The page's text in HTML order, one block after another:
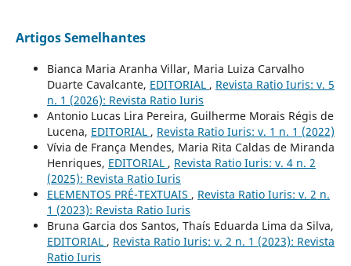
Artigos Semelhantes
Bianca Maria Aranha Villar, Maria Luiza Carvalho
Duarte Cavalcante, EDITORIAL , Revista Ratio Iuris: v. 5
n. 1 (2026): Revista Ratio Iuris
Antonio Lucas Lira Pereira, Guilherme Morais Régis de
Lucena, EDITORIAL , Revista Ratio Iuris: v. 1 n. 1 (2022)
Vívia de França Mendes, Maria Rita Caldas de Miranda
Henriques, EDITORIAL , Revista Ratio Iuris: v. 4 n. 2
(2025): Revista Ratio Iuris
ELEMENTOS PRÉ-TEXTUAIS , Revista Ratio Iuris: v. 2 n.
1 (2023): Revista Ratio Iuris
Bruna Garcia dos Santos, Thaís Eduarda Lima da Silva,
EDITORIAL , Revista Ratio Iuris: v. 2 n. 1 (2023): Revista
Ratio Iuris